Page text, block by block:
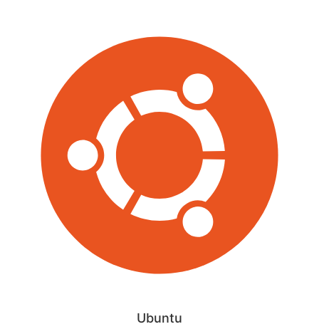
Ubuntu